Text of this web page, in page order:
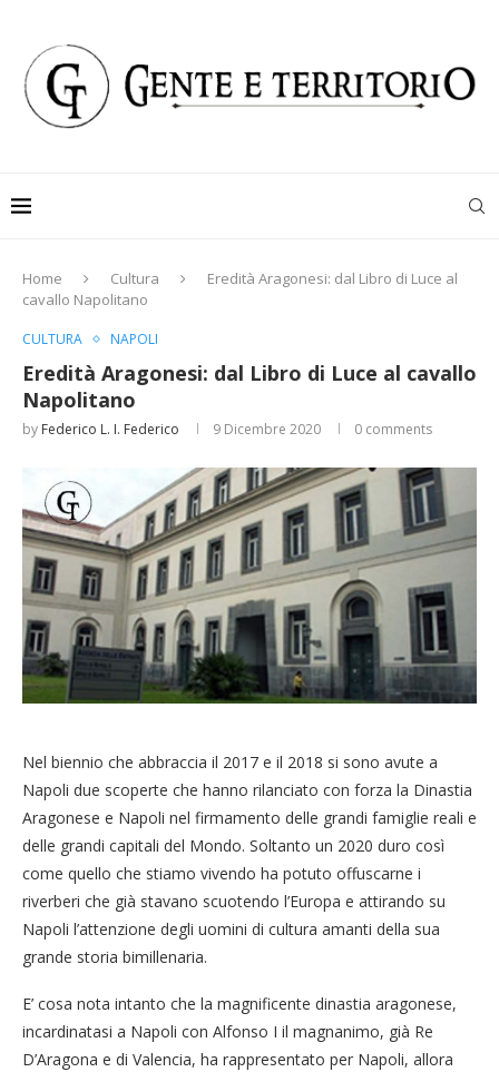
Home Cultura
Eredità Aragonesi: dal Libro di Luce al
cavallo Napolitano
CULTURA NAPOLI
Eredità Aragonesi: dal Libro di Luce al cavallo
Napolitano
by Federico L. I. Federico 9 Dicembre 2020 0 comments
Nel biennio che abbraccia il 2017 e il 2018 si sono avute a
Napoli due scoperte che hanno rilanciato con forza la Dinastia
Aragonese e Napoli nel firmamento delle grandi famiglie reali e
delle grandi capitali del Mondo. Soltanto un 2020 duro così
come quello che stiamo vivendo ha potuto offuscarne i
riverberi che già stavano scuotendo l’Europa e attirando su
Napoli l’attenzione degli uomini di cultura amanti della sua
grande storia bimillenaria.
E’ cosa nota intanto che la magnificente dinastia aragonese,
incardinatasi a Napoli con Alfonso I il magnanimo, già Re
D’Aragona e di Valencia, ha rappresentato per Napoli, allora